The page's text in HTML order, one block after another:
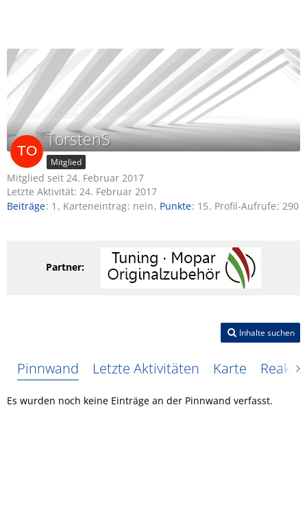
TorstenS
Mitglied
Mitglied seit 24. Februar 2017
Letzte Aktivität: 24. Februar 2017
Beiträge 1 Karteneintrag nein Punkte 15 Profil-Aufrufe 290
Partner:
Inhalte suchen
Pinnwand Letzte Aktivitäten Karte
Es wurden noch keine Einträge an der Pinnwand verfasst.